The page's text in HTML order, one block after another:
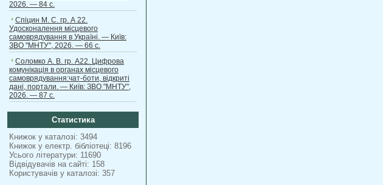
2026. — 84 с.
Спіцин М. С. гр. А 22.
Удосконалення місцевого
самоврядування в Україні. — Київ:
ЗВО "МНТУ", 2026. — 66 с.
Соломко А. В. гр. А22. Цифрова
комунікація в органах місцевого
самоврядування:чат-боти, відкриті
дані, портали. — Київ: ЗВО "МНТУ",
2026. — 87 с.
Статистика
Книжок у каталозі: 3494
Книжок у електр. бібліотеці: 8196
Усього літератури: 11690
Відвідувачів на сайті: 158
Користувачів у каталозі: 357